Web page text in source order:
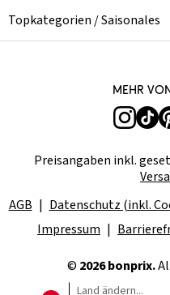
Topkategorien / Saisonales
Mehr
Preisangaben inkl.
AGB
Datenschutz (inkl.
Impressum
© 2026 bonprix.
Land ändern...